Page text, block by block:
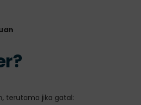
terutama jika gatal: